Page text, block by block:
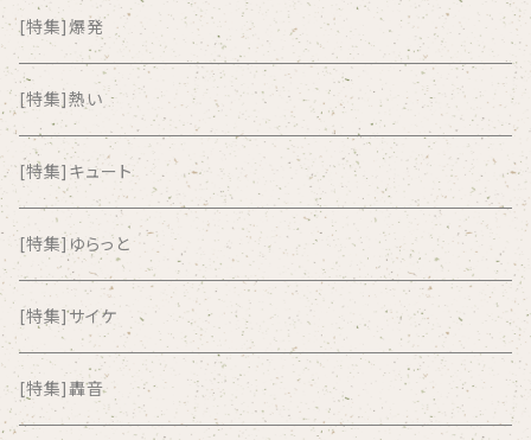
ALL ITEM 10 TIMES
Amia Calva
Amsterdamned
ANYO
And Summer Club
anticlockwise
[特集]爆発
[特集]熱い
[特集]キュート
[特集]ゆらっと
[特集]サイケ
[特集]轟音